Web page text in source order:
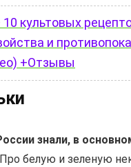
культовых
и
+Отзывы
знали, в
белую и зеленую